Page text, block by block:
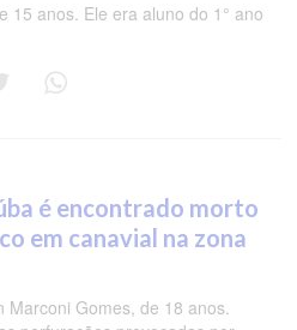
15 anos. Ele era aluno do 1° ano
é encontrado morto
em canavial na zona
Marconi Gomes, de 18 anos.